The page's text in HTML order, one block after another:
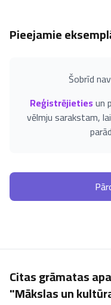
Pieejamie
Šobrīd
Reģistrējietiesun
vēlmju sarakstam,
Citas grāmatas
"Mākslas un